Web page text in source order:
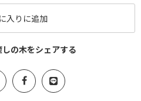
入りに追加
の木をシェアする